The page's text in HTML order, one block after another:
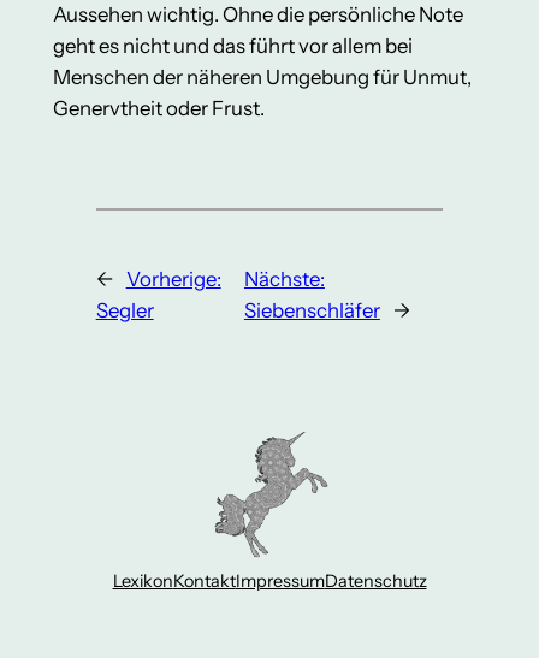
Aussehen wichtig. Ohne die persönliche Note
geht es nicht und das führt vor allem bei
Menschen der näheren Umgebung für Unmut,
Genervtheit oder Frust.
← Vorherige:
Segler
Nächste:
Siebenschläfer
→
LexikonKontaktImpressumDatenschutz